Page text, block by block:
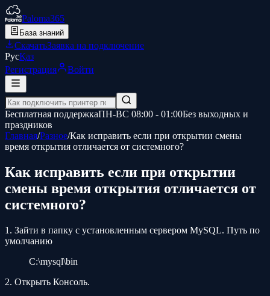
Paloma365
База знаний
СкачатьЗаявка на подключение
РусҚаз
Регистрация
Войти
Бесплатная поддержкаПН-ВС 08:00 - 01:00Без выходных и
праздников
Главная/Разное/Как исправить если при открытии смены
время открытия отличается от системного?
Как исправить если при открытии
смены время открытия отличается от
системного?
1. Зайти в папку с установленным сервером MySQL. Путь по
умолчанию
C:\mysql\bin
2. Открыть Консоль.